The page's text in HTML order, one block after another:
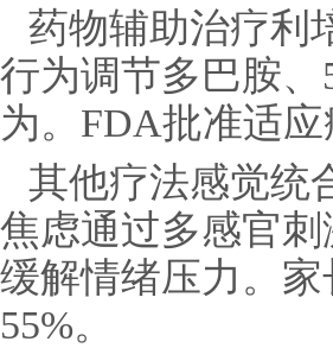
药物辅助治疗利
行为调节多巴胺
为。FDA批准适
其他疗法感觉统
焦虑通过多感官
缓解情绪压力。
55%。